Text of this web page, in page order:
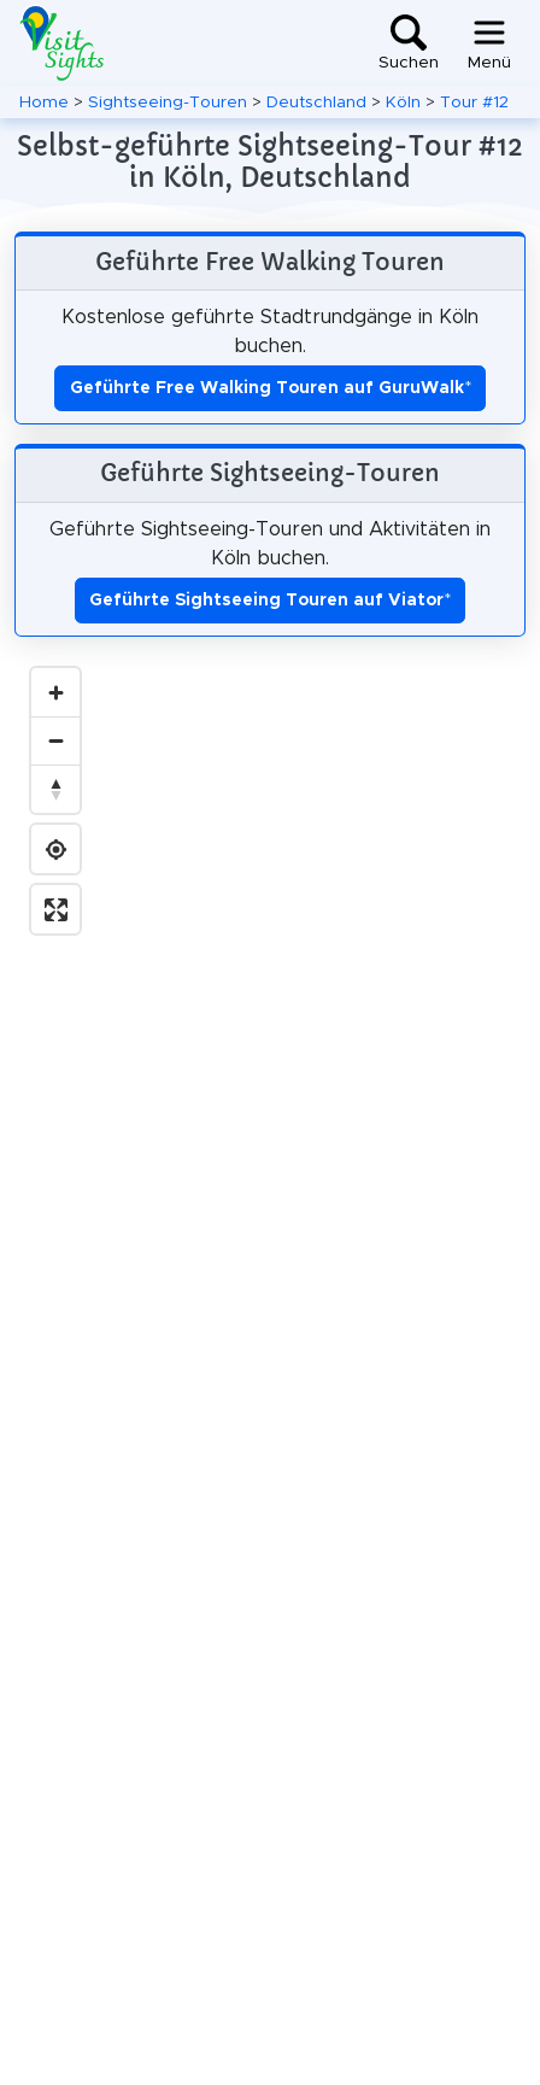
Suchen Menü
Home > Sightseeing-Touren > Deutschland > Köln > Tour #12
Selbst-geführte Sightseeing-Tour #12
in Köln, Deutschland
Geführte Free Walking Touren
Kostenlose geführte Stadtrundgänge in Köln
buchen.
Geführte Free Walking Touren auf GuruWalk*
Geführte Sightseeing-Touren
Geführte Sightseeing-Touren und Aktivitäten in
Köln buchen.
Geführte Sightseeing Touren auf Viator*